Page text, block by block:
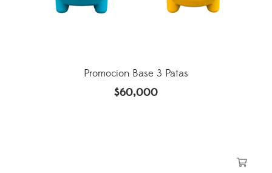
Promocion Base 3 Patas
$60,000